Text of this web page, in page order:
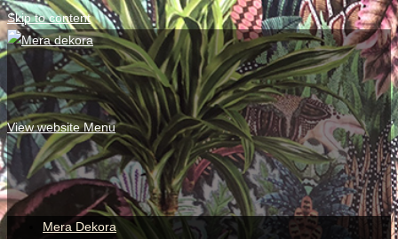
Skip to content
View website Menu
Mera Dekora